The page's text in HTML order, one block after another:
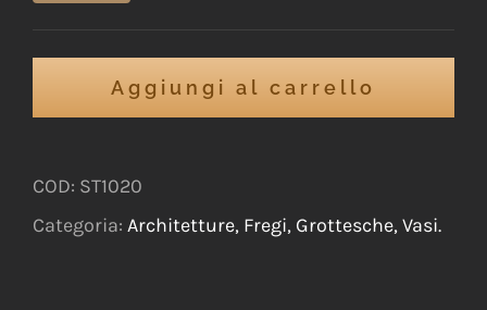
Aggiungi al carrello
COD: ST1020
Categoria: Architetture, Fregi, Grottesche, Vasi.